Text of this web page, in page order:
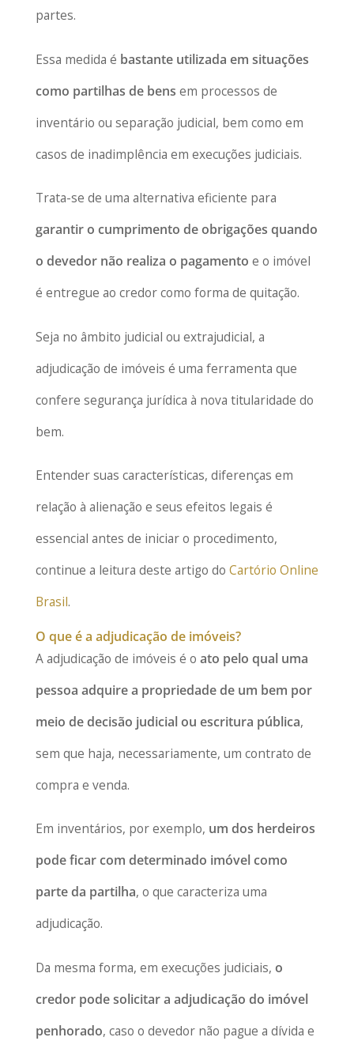
partes.
Essa medida é bastante utilizada em situações
como partilhas de bens em processos de
inventário ou separação judicial, bem como em
casos de inadimplência em execuções judiciais.
Trata-se de uma alternativa eficiente para
garantir o cumprimento de obrigações quando
o devedor não realiza o pagamento e o imóvel
é entregue ao credor como forma de quitação.
Seja no âmbito judicial ou extrajudicial, a
adjudicação de imóveis é uma ferramenta que
confere segurança jurídica à nova titularidade do
bem.
Entender suas características, diferenças em
relação à alienação e seus efeitos legais é
essencial antes de iniciar o procedimento,
continue a leitura deste artigo do Cartório Online
Brasil.
O que é a adjudicação de imóveis?
A adjudicação de imóveis é o ato pelo qual uma
pessoa adquire a propriedade de um bem por
meio de decisão judicial ou escritura pública,
sem que haja, necessariamente, um contrato de
compra e venda.
Em inventários, por exemplo, um dos herdeiros
pode ficar com determinado imóvel como
parte da partilha, o que caracteriza uma
adjudicação.
Da mesma forma, em execuções judiciais, o
credor pode solicitar a adjudicação do imóvel
penhorado, caso o devedor não pague a dívida e